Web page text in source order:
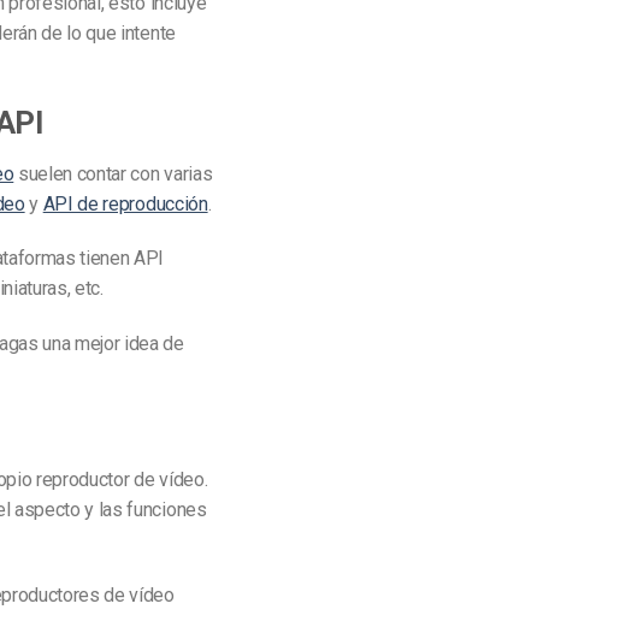
de lo que intente
suelen contar con varias
y API de reproducción.
tienen API
etc.
una mejor idea de
reproductor de vídeo.
aspecto y las funciones
de vídeo